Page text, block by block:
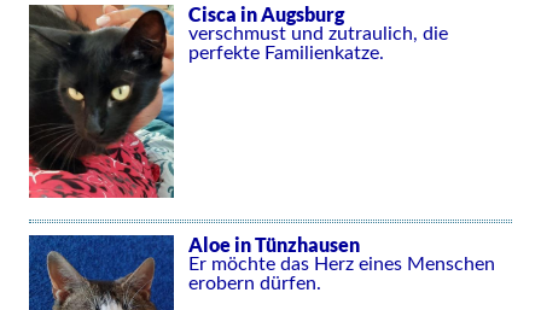
Cisca in Augsburg
verschmust und zutraulich, die
perfekte Familienkatze.
Aloe in Tünzhausen
Er möchte das Herz eines Menschen
erobern dürfen.